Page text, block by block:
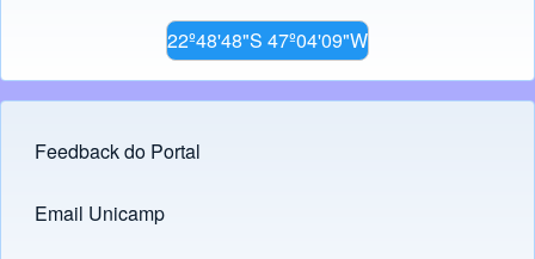
22º48'48"S 47º04'09"W
Footer menu
Feedback do Portal
Links
Email Unicamp
(opens in new tab)